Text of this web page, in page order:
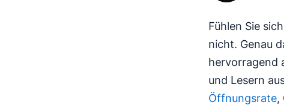
Fühlen Sie
nicht. Genau
hervorragend
und Lesern
Öffnungsrate,